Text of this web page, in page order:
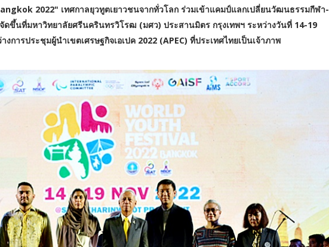
2022" เทศกาลยุวทูตเยาวชนจากทั่วโลก ร่วมเข้าแคมป์แลกเปลี่ยนวัฒนธรรมกีฬา-
ดขึ้นที่มหาวิทยาลัยศรีนครินทรวิโรฒ (มศว) ประสานมิตร กรุงเทพฯ ระหว่างวันที่ 14-19
การประชุมผู้นำเขตเศรษฐกิจเอเปค 2022 (APEC) ที่ประเทศไทยเป็นเจ้าภาพ